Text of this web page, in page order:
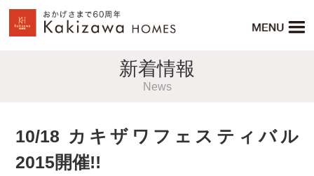
新着情報
News
10/18 カキザワフェスティバル
2015開催!!